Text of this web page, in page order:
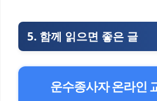
5. 함께 읽으면 좋은 글
운수종사자 온라인